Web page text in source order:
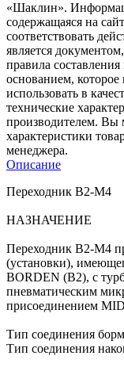
«Шаклин».
содержащаяся на
соответствовать
является
правила
основанием,
использовать в
технические
производителем. Вы
характеристики
менеджера.
Описание
Переходник B2-M4
НАЗНАЧЕНИЕ
Переходник В2-М4
(установки),
BORDEN (B2), с
пневматическим
присоединением
Тип соединения
Тип соединения